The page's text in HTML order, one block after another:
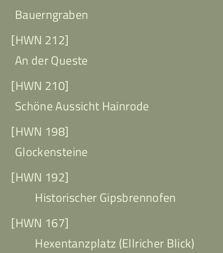
Bauerngraben
[HWN 212]
An der Queste
[HWN 210]
Schöne Aussicht Hainrode
[HWN 198]
Glockensteine
[HWN 192]
Historischer Gipsbrennofen
[HWN 167]
Hexentanzplatz (Ellricher Blick)